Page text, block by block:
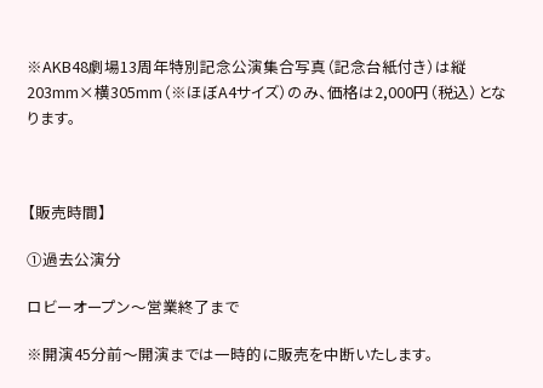
※AKB48劇場13周年特別記念公演集合写真（記念台紙付き）は縦
203mm×横305mm（※ほぼA4サイズ）のみ、価格は2,000円（税込）とな
ります。
【販売時間】
①過去公演分
ロビーオープン～営業終了まで
※開演45分前～開演までは一時的に販売を中断いたします。